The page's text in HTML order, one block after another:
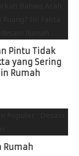
Pintu Tidak
yang Sering
Rumah
Rumah